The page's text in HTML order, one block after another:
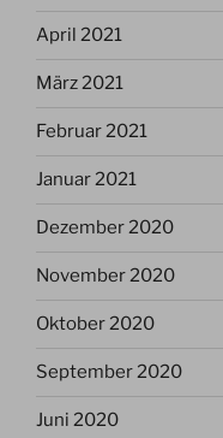
April 2021
März 2021
Februar 2021
Januar 2021
Dezember 2020
November 2020
Oktober 2020
September 2020
Juni 2020